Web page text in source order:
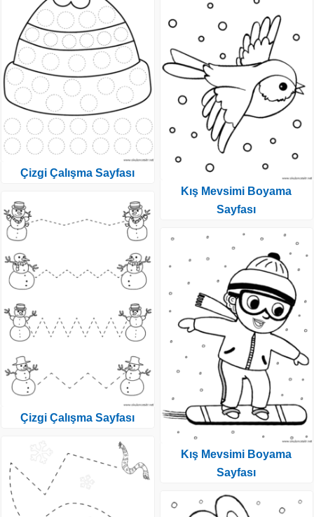
Çizgi Çalışma Sayfası
Çizgi Çalışma Sayfası
Kış Mevsimi Boyama
Sayfası
Kış Mevsimi Boyama
Sayfası